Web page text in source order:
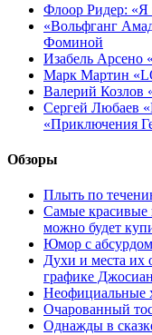
Флоор Ридер: «Я
«Вольфганг
Фоминой
Изабель Арсено
Марк Мартин
Валерий Козлов
Сергей Любаев
«Приключения
Обзоры
Плыть по
Самые красивые
можно будет
Юмор с
Духи и места их
графике
Неофициальные
Очарованный
Однажды в